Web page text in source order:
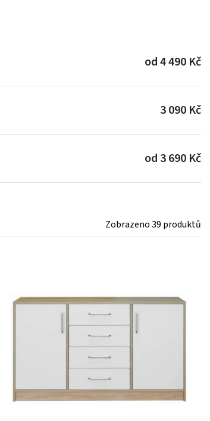
od 4 490 Kč
3 090 Kč
od 3 690 Kč
Zobrazeno 39 produktů